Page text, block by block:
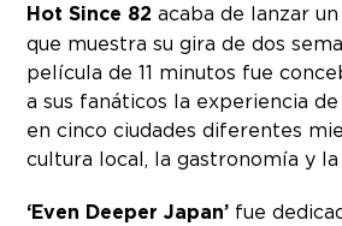
Hot Since 82 acaba de lanzar
que muestra su gira de dos
película de 11 minutos fue
a sus fanáticos la experiencia de
en cinco ciudades diferentes
cultura local, la gastronomía y
‘Even Deeper Japan’ fue